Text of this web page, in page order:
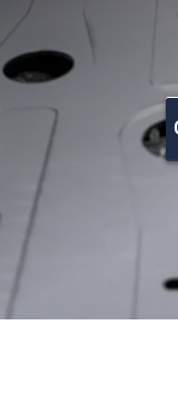
Projecten
FAQ
Vacatures